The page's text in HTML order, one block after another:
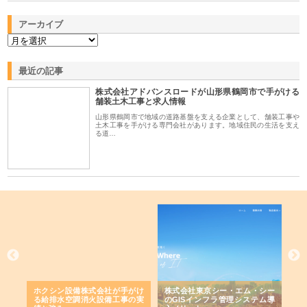
アーカイブ
最近の記事
株式会社アドバンスロードが山形県鶴岡市で手がける
舗装土木工事と求人情報
山形県鶴岡市で地域の道路基盤を支える企業として、舗装工事や
土木工事を手がける専門会社があります。地域住民の生活を支え
る道…
ホクシン設備株式会社が手がけ
る給排水空調消火設備工事の実
株式会社東京シー・エム・シー
のGISインフラ管理システム導